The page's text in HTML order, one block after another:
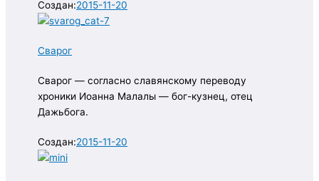
Создан:2015-11-20
Сварог
Сварог — согласно славянскому переводу
хроники Иоанна Малалы — бог-кузнец, отец
Дажьбога.
Создан:2015-11-20